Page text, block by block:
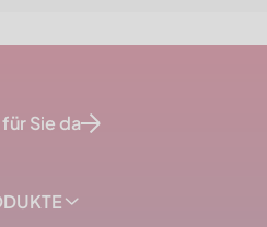
Sie da